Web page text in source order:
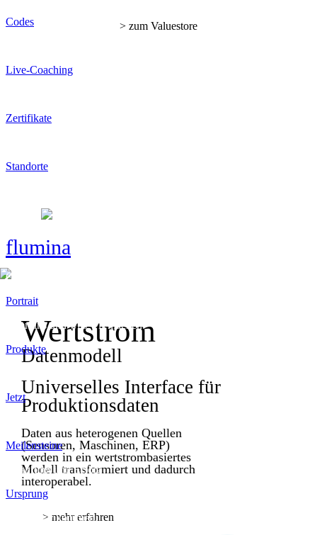
Codes
Live-Coaching
Zertifikate
Standorte
flumina
Overview
Portrait
Über uns und was wir machen.
Produkte
Jetzt
Meilensteine
Erfahrung und Erfolg
Ursprung
Woher wir kommen.
> zum Valuestore
Wertstrom
Datenmodell
Universelles Interface für
Produktionsdaten
Daten aus heterogenen Quellen
(Sensoren, Maschinen, ERP)
werden in ein wertstrombasiertes
Modell transformiert und dadurch
interoperabel.
> mehr erfahren